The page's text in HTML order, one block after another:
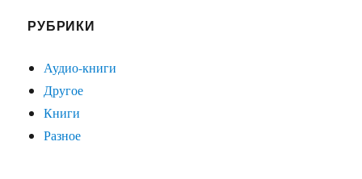
РУБРИКИ
Аудио-книги
Другое
Книги
Разное